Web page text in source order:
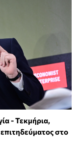
- Τεκμήρια,
στο